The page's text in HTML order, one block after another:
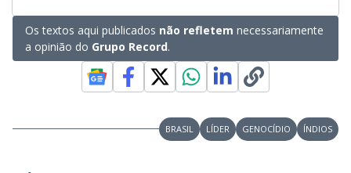
Os textos aqui publicados não refletem necessariamente
a opinião do Grupo Record.
BRASIL LÍDER GENOCÍDIO ÍNDIOS